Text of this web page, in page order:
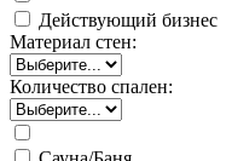
Действующий бизнес
Материал стен:
Количество спален: